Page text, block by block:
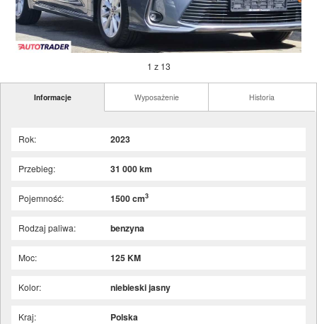
1 z 13
Informacje Wyposażenie Historia
Rok: 2023
Przebieg: 31 000 km
Pojemność: 1500 cm3
Rodzaj paliwa: benzyna
Moc: 125 KM
Kolor: niebieski jasny
Kraj: Polska